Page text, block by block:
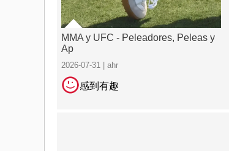
MMA y UFC - Peleadores, Peleas y
Ap
2026-07-31 | ahr
感到有趣